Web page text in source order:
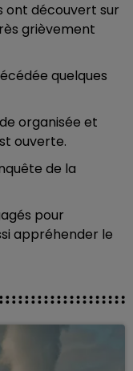
ont découvert sur
grièvement
quelques
organisée et
ouverte.
de la
pour
appréhender le